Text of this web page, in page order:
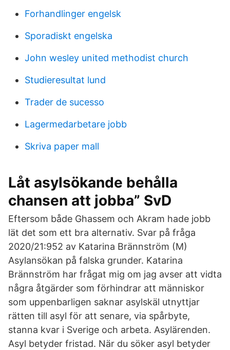
Forhandlinger engelsk
Sporadiskt engelska
John wesley united methodist church
Studieresultat lund
Trader de sucesso
Lagermedarbetare jobb
Skriva paper mall
Låt asylsökande behålla
chansen att jobba” SvD
Eftersom både Ghassem och Akram hade jobb
lät det som ett bra alternativ. Svar på fråga
2020/21:952 av Katarina Brännström (M)
Asylansökan på falska grunder. Katarina
Brännström har frågat mig om jag avser att vidta
några åtgärder som förhindrar att människor
som uppenbarligen saknar asylskäl utnyttjar
rätten till asyl för att senare, via spårbyte,
stanna kvar i Sverige och arbeta. Asylärenden.
Asyl betyder fristad. När du söker asyl betyder